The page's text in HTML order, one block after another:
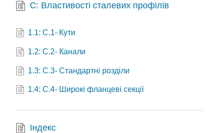
C: Властивості сталевих профілів
1.1: C.1- Кути
1.2: C.2- Канали
1.3: C.3- Стандартні розділи
1.4: C.4- Широкі фланцеві секції
Індекс